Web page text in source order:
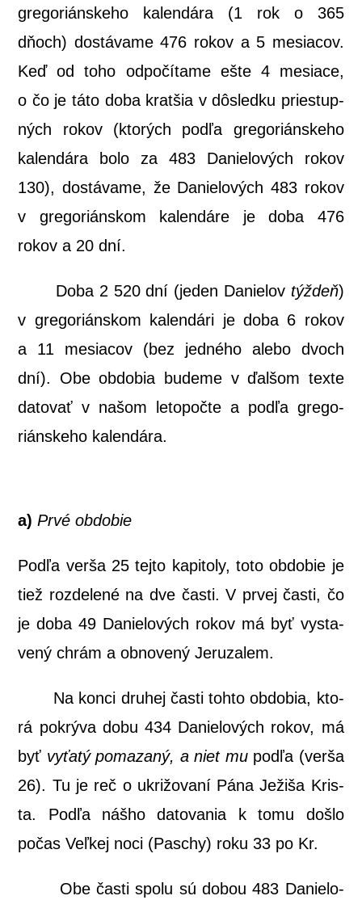
gre­go­rián­ske­ho kalen­dá­ra (1 rok o 365
dňoch) dostá­va­me 476 rokov a 5 mesia­cov.
Keď od toho odpo­čí­ta­me ešte 4 mesia­ce,
o čo je táto doba krat­šia v dôsled­ku prie­stup­
ných rokov (kto­rých pod­ľa gre­go­rián­ske­ho
kalen­dá­ra bolo za 483 Danie­lo­vých rokov
130), dostá­va­me, že Danie­lo­vých 483 rokov
v gre­go­rián­skom kalen­dá­re je doba 476
rokov a 20 dní.
Doba 2 520 dní (jeden Danie­lov týž­deň)
v gre­go­rián­skom kalen­dá­ri je doba 6 rokov
a 11 mesia­cov (bez jed­né­ho ale­bo dvoch
dní). Obe obdo­bia bude­me v ďal­šom tex­te
dato­vať v našom leto­poč­te a pod­ľa gre­go­
rián­ske­ho kalendára.
a) Prvé obdobie
Pod­ľa ver­ša 25 tej­to kapi­to­ly, toto obdo­bie je
tiež roz­de­le­né na dve čas­ti. V prvej čas­ti, čo
je doba 49 Danie­lo­vých rokov má byť vysta­
ve­ný chrám a obno­ve­ný Jeruzalem.
Na kon­ci dru­hej čas­ti toh­to obdo­bia, kto­
rá pokrý­va dobu 434 Danie­lo­vých rokov, má
byť vyťa­tý poma­za­ný, a niet mupod­ľa (ver­ša
26). Tu je reč o ukri­žo­va­ní Pána Ježi­ša Kris­
ta. Pod­ľa náš­ho dato­va­nia k tomu doš­lo
počas Veľ­kej noci (Pas­chy) roku 33 po Kr.
Obe čas­ti spo­lu sú dobou 483 Danie­lo­